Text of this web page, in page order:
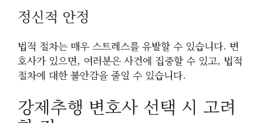
정신적 안정
법적 절차는 매우 스트레스를 유발할 수 있습니다. 변
호사가 있으면, 여러분은 사건에 집중할 수 있고, 법적
절차에 대한 불안감을 줄일 수 있습니다.
강제추행 변호사 선택 시 고려